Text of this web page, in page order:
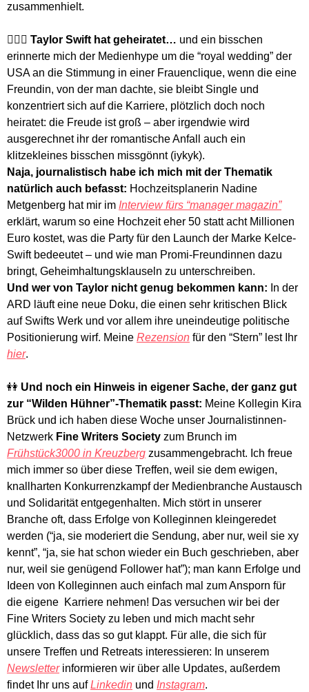
zusammenhielt.
👰🏼‍♀️ Taylor Swift hat geheiratet… und ein bisschen
erinnerte mich der Medienhype um die “royal wedding” der
USA an die Stimmung in einer Frauenclique, wenn die eine
Freundin, von der man dachte, sie bleibt Single und
konzentriert sich auf die Karriere, plötzlich doch noch
heiratet: die Freude ist groß – aber irgendwie wird
ausgerechnet ihr der romantische Anfall auch ein
klitzekleines bisschen missgönnt (iykyk).
Naja, journalistisch habe ich mich mit der Thematik
natürlich auch befasst: Hochzeitsplanerin Nadine
Metgenberg hat mir im Interview fürs “manager magazin”
erklärt, warum so eine Hochzeit eher 50 statt acht Millionen
Euro kostet, was die Party für den Launch der Marke Kelce-
Swift bedeeutet – und wie man Promi-Freundinnen dazu
bringt, Geheimhaltungsklauseln zu unterschreiben.
Und wer von Taylor nicht genug bekommen kann: In der
ARD läuft eine neue Doku, die einen sehr kritischen Blick
auf Swifts Werk und vor allem ihre uneindeutige politische
Positionierung wirf. Meine Rezension
hier.
👭 Und noch ein Hinweis in eigener Sache, der ganz gut
zur “Wilden Hühner”-Thematik passt: Meine Kollegin Kira
Brück und ich haben diese Woche unser Journalistinnen-
Netzwerk Fine Writers Society
Frühstück3000 in Kreuzberg zusammengebracht. Ich freue
mich immer so über diese Treffen, weil sie dem ewigen,
knallharten Konkurrenzkampf der Medienbranche Austausch
und Solidarität entgegenhalten. Mich stört in unserer
Branche oft, dass Erfolge von Kolleginnen kleingeredet
werden (“ja, sie moderiert die Sendung, aber nur, weil sie xy
kennt”, “ja, sie hat schon wieder ein Buch geschrieben, aber
nur, weil sie genügend Follower hat”); man kann Erfolge und
Ideen von Kolleginnen auch einfach mal zum Ansporn für
die eigene  Karriere nehmen! Das versuchen wir bei der
Fine Writers Society zu leben und mich macht sehr
glücklich, dass das so gut klappt. Für alle, die sich für
Newsletter informieren wir über alle Updates, außerdem
findet Ihr uns auf Linkedin und Instagram.